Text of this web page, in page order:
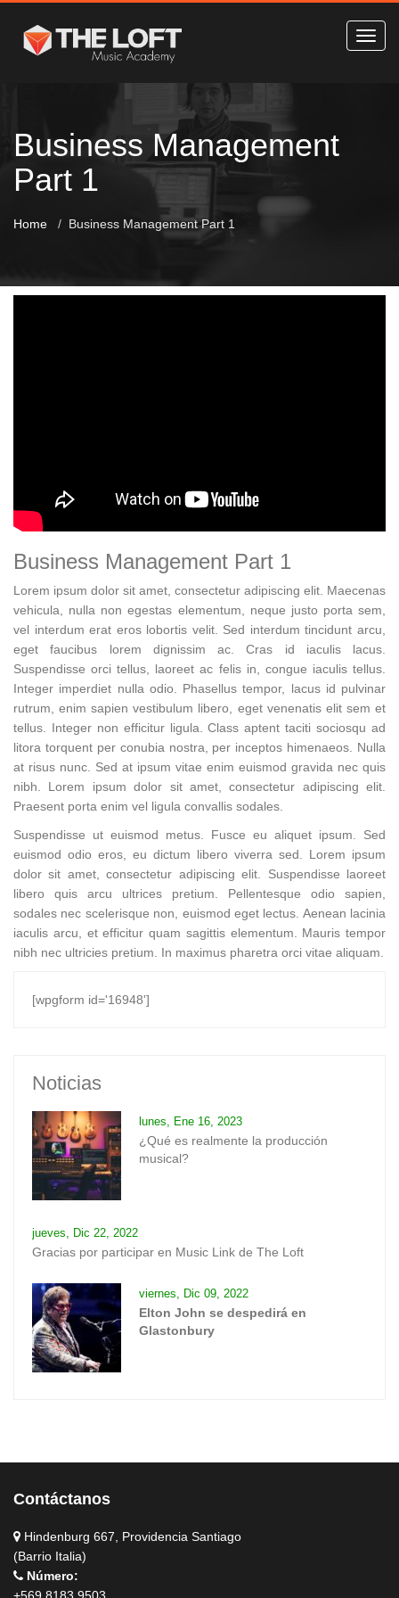
Business Management
Part 1
Home Business Management Part 1
Business Management Part 1
Lorem ipsum dolor sit amet, consectetur adipiscing elit. Maecenas
vehicula, nulla non egestas elementum, neque justo porta sem,
vel interdum erat eros lobortis velit. Sed interdum tincidunt arcu,
eget faucibus lorem dignissim ac. Cras id iaculis lacus.
Suspendisse orci tellus, laoreet ac felis in, congue iaculis tellus.
Integer imperdiet nulla odio. Phasellus tempor, lacus id pulvinar
rutrum, enim sapien vestibulum libero, eget venenatis elit sem et
tellus. Integer non efficitur ligula. Class aptent taciti sociosqu ad
litora torquent per conubia nostra, per inceptos himenaeos. Nulla
at risus nunc. Sed at ipsum vitae enim euismod gravida nec quis
nibh. Lorem ipsum dolor sit amet, consectetur adipiscing elit.
Praesent porta enim vel ligula convallis sodales.
Suspendisse ut euismod metus. Fusce eu aliquet ipsum. Sed
euismod odio eros, eu dictum libero viverra sed. Lorem ipsum
dolor sit amet, consectetur adipiscing elit. Suspendisse laoreet
libero quis arcu ultrices pretium. Pellentesque odio sapien,
sodales nec scelerisque non, euismod eget lectus. Aenean lacinia
iaculis arcu, et efficitur quam sagittis elementum. Mauris tempor
nibh nec ultricies pretium. In maximus pharetra orci vitae aliquam.
[wpgform id='16948']
Noticias
lunes, Ene 16, 2023
¿Qué es realmente la producción
musical?
jueves, Dic 22, 2022
Gracias por participar en Music Link de The Loft
viernes, Dic 09, 2022
Elton John se despedirá en
Glastonbury
Contáctanos
Hindenburg 667, Providencia Santiago
(Barrio Italia)
Número: